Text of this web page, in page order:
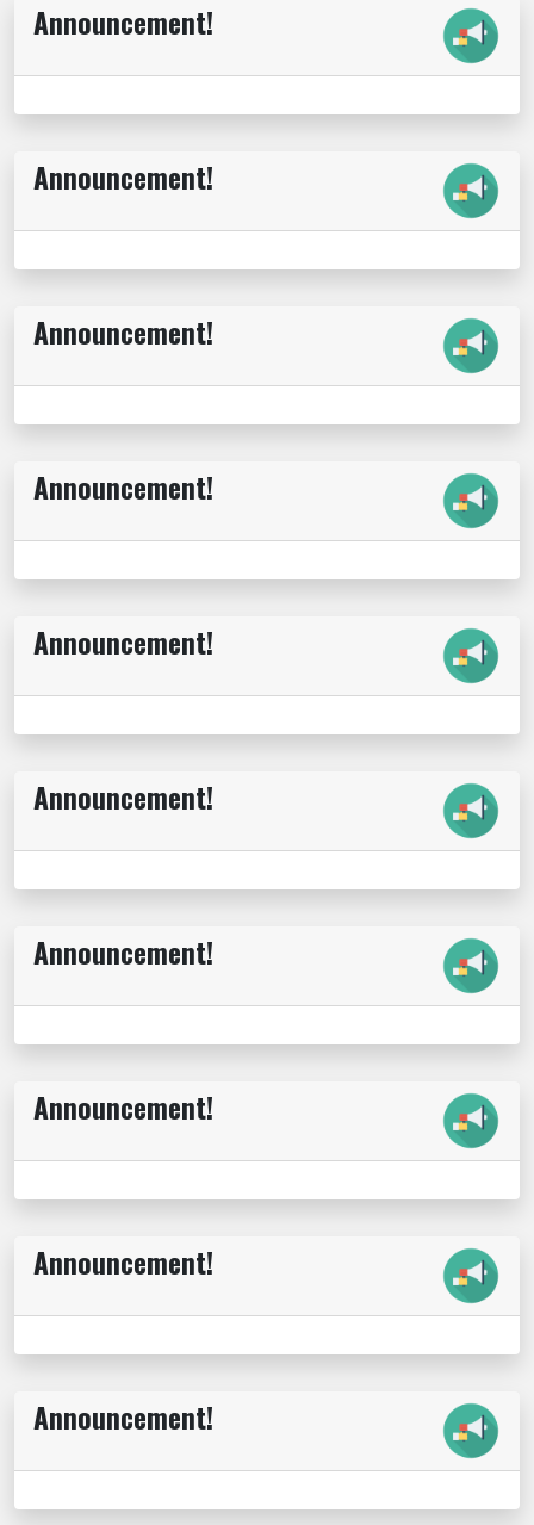
Announcement!
Announcement!
Announcement!
Announcement!
Announcement!
Announcement!
Announcement!
Announcement!
Announcement!
Announcement!